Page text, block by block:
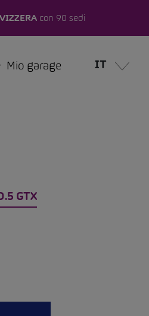
con 90 sedi
Mio garage IT
GTX